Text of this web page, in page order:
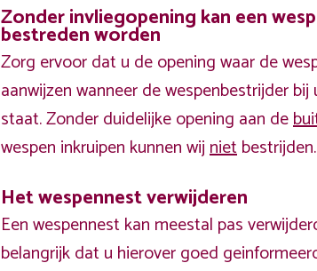
Zonder invliegopening kan een
bestreden worden
Zorg ervoor dat u de opening waar de
aanwijzen wanneer de wespenbestrijder
staat. Zonder duidelijke opening aan de
wespen inkruipen kunnen wijnietbestrijden.
Het wespennest verwijderen
Een wespennest kan meestal pas
belangrijk dat u hierover goed